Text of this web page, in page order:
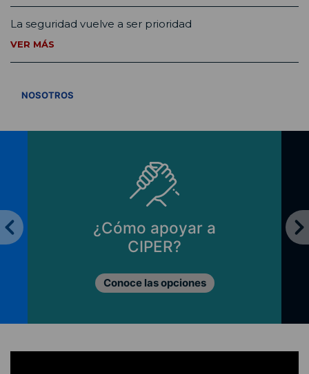
La seguridad vuelve a ser prioridad
VER MÁS
NOSOTROS
¿Cómo apoyar a
CIPER?
Conoce las opciones